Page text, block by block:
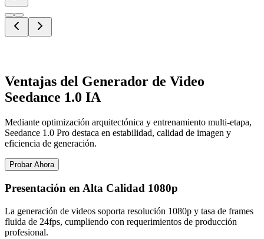
Ventajas del Generador de Video
Seedance 1.0 IA
Mediante optimización arquitectónica y entrenamiento multi-etapa,
Seedance 1.0 Pro destaca en estabilidad, calidad de imagen y
eficiencia de generación.
Probar Ahora
Presentación en Alta Calidad 1080p
La generación de videos soporta resolución 1080p y tasa de frames
fluida de 24fps, cumpliendo con requerimientos de producción
profesional.